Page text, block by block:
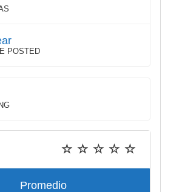
POSTED
Promedio